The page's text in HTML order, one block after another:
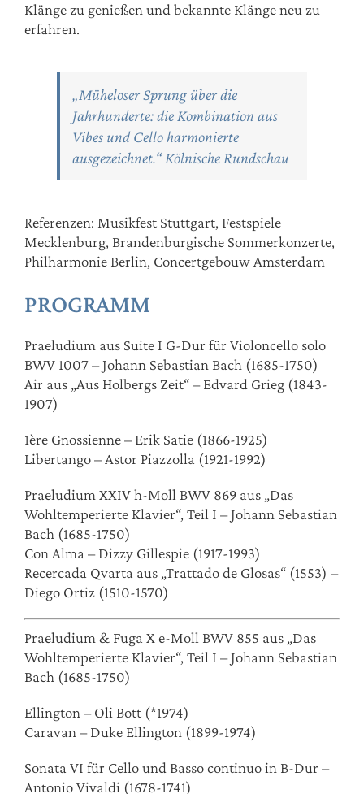
Klänge zu genießen und bekannte Klänge neu zu
erfahren.
„Müheloser Sprung über die
Jahrhunderte: die Kombination aus
Vibes und Cello harmonierte
ausgezeichnet.“ Kölnische Rundschau
Referenzen: Musikfest Stuttgart, Festspiele
Mecklenburg, Brandenburgische Sommerkonzerte,
Philharmonie Berlin, Concertgebouw Amsterdam
PROGRAMM
Praeludium aus Suite I G-Dur für Violoncello solo
BWV 1007 – Johann Sebastian Bach (1685-1750)
Air aus „Aus Holbergs Zeit“ – Edvard Grieg (1843-
1907)
1ère Gnossienne – Erik Satie (1866-1925)
Libertango – Astor Piazzolla (1921-1992)
Praeludium XXIV h-Moll BWV 869 aus „Das
Wohltemperierte Klavier“, Teil I – Johann Sebastian
Bach (1685-1750)
Con Alma – Dizzy Gillespie (1917-1993)
Recercada Qvarta aus „Trattado de Glosas“ (1553) –
Diego Ortiz (1510-1570)
Praeludium & Fuga X e-Moll BWV 855 aus „Das
Wohltemperierte Klavier“, Teil I – Johann Sebastian
Bach (1685-1750)
Ellington – Oli Bott (*1974)
Caravan – Duke Ellington (1899-1974)
Sonata VI für Cello und Basso continuo in B-Dur –
Antonio Vivaldi (1678-1741)